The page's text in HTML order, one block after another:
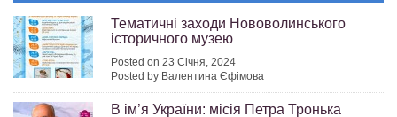
Тематичні заходи Нововолинського
історичного музею
Posted on 23 Січня, 2024
Posted by Валентина Єфімова
В ім’я України: місія Петра Тронька